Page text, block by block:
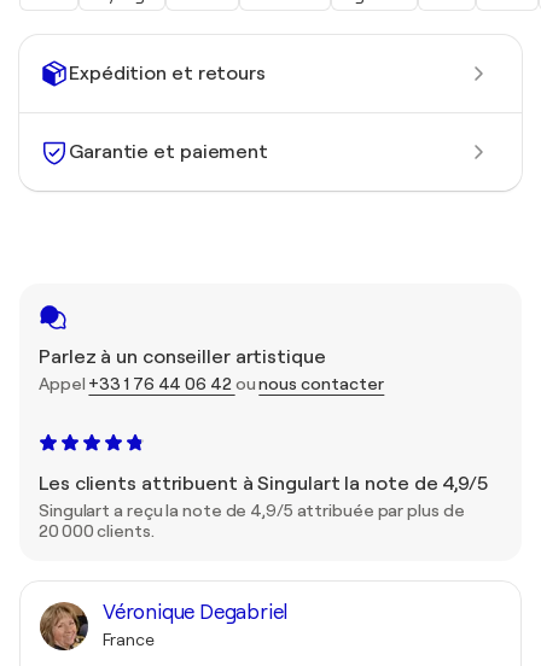
Expédition et retours
Garantie et paiement
Parlez à un conseiller artistique
Appel +33 1 76 44 06 42ounous contacter
Les clients attribuent à Singulart la note de 4,9/5
Singulart a reçu la note de 4,9/5 attribuée par plus de
20 000 clients.
Véronique Degabriel
France